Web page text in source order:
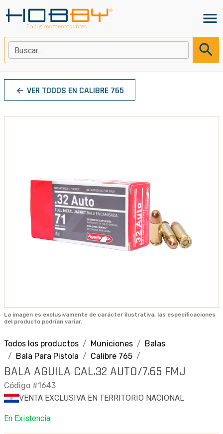
menu
Buscar... search
arrow_back VER TODOS EN CALIBRE 765
La imagen es exclusivamente de carácter ilustrativa, las especificaciones
del producto podrían variar.
Todos los productos Municiones
Balas
Bala Para Pistola
Calibre 765
BALA AGUILA CAL.32 AUTO/7.65 FMJ
Código #1643
VENTA EXCLUSIVA EN TERRITORIO NACIONAL
En Existencia